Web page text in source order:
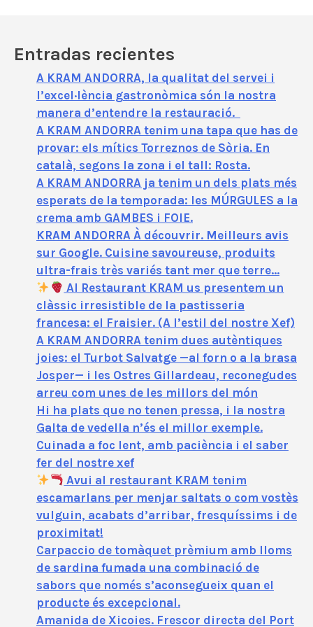
Entradas recientes
A KRAM ANDORRA, la qualitat del servei i
l’excel·lència gastronòmica són la nostra
manera d’entendre la restauració.
A KRAM ANDORRA tenim una tapa que has de
provar: els mítics Torreznos de Sòria. En
català, segons la zona i el tall: Rosta.
A KRAM ANDORRA ja tenim un dels plats més
esperats de la temporada: les MÚRGULES a la
crema amb GAMBES i FOIE.
KRAM ANDORRA À découvrir. Meilleurs avis
sur Google. Cuisine savoureuse, produits
ultra-frais très variés tant mer que terre…
Al Restaurant KRAM us presentem un
clàssic irresistible de la pastisseria
francesa: el Fraisier. (A l’estil del nostre Xef)
A KRAM ANDORRA tenim dues autèntiques
joies: el Turbot Salvatge —al forn o a la brasa
Josper— i les Ostres Gillardeau, reconegudes
arreu com unes de les millors del món
Hi ha plats que no tenen pressa, i la nostra
Galta de vedella n’és el millor exemple.
Cuinada a foc lent, amb paciència i el saber
fer del nostre xef
Avui al restaurant KRAM tenim
escamarlans per menjar saltats o com vostès
vulguin, acabats d’arribar, fresquíssims i de
proximitat!
Carpaccio de tomàquet prèmium amb lloms
de sardina fumada una combinació de
sabors que només s’aconsegueix quan el
producte és excepcional.
Amanida de Xicoies. Frescor directa del Port